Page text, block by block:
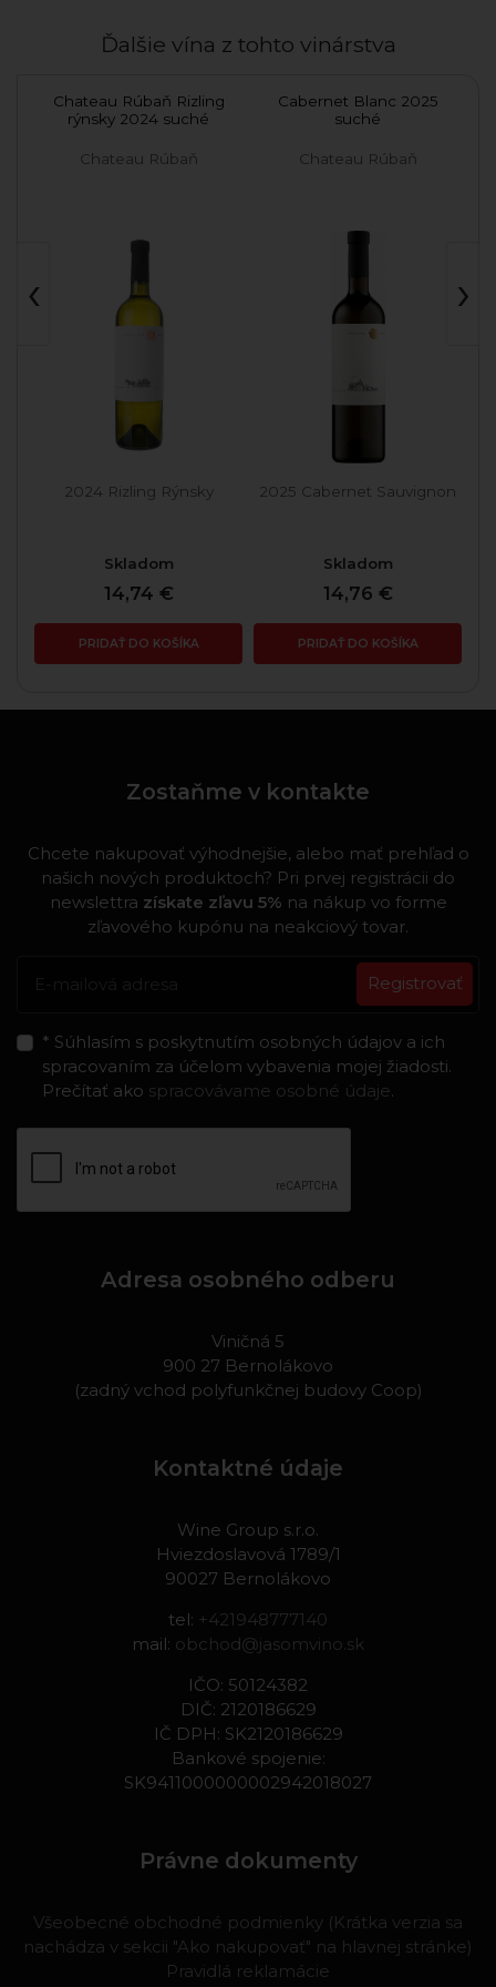
Ďalšie vína z tohto vinárstva
Chateau Rúbaň Rizling
rýnsky 2024 suché
Chateau Rúbaň
2024 Rizling Rýnsky
Skladom
14,74 €
PRIDAŤ DO KOŠÍKA
Cabernet Blanc 2025
suché
Chateau Rúbaň
2025 Cabernet Sauvignon
Skladom
14,76 €
PRIDAŤ DO KOŠÍKA
‹ ›
Zostaňme v kontakte
Chcete nakupovať výhodnejšie, alebo mať prehľad o
našich nových produktoch? Pri prvej registrácii do
newslettra získate zľavu 5% na nákup vo forme
zľavového kupónu na neakciový tovar.
Registrovať
* Súhlasím s poskytnutím osobných údajov a ich
spracovaním za účelom vybavenia mojej žiadosti.
Prečítať ako spracovávame osobné údaje.
Adresa osobného odberu
Viničná 5
900 27 Bernolákovo
(zadný vchod polyfunkčnej budovy Coop)
Kontaktné údaje
Wine Group s.r.o.
Hviezdoslavová 1789/1
90027 Bernolákovo
tel: +421948777140
mail: obchod@jasomvino.sk
IČO: 50124382
DIČ: 2120186629
IČ DPH: SK2120186629
Bankové spojenie:
SK9411000000002942018027
Právne dokumenty
Všeobecné obchodné podmienky (Krátka verzia sa
nachádza v sekcii "Ako nakupovať" na hlavnej stránke)
Pravidlá reklamácie